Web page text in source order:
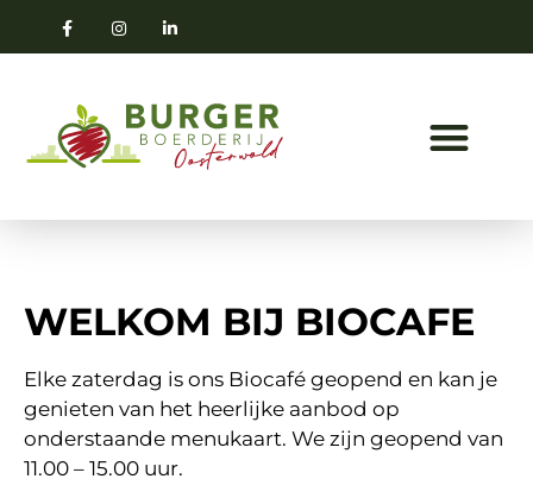
WELKOM BIJ BIOCAFE
Elke zaterdag is ons Biocafé geopend en kan je
genieten van het heerlijke aanbod op
onderstaande menukaart. We zijn geopend van
11.00 – 15.00 uur.